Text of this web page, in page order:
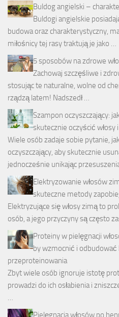
Buldog angielski –
Buldogi angielskie
budowa oraz charakterystyczny,
miłośnicy tej rasy traktują je jako …
5 sposobów na zdrowe
Zachowaj szczęśliwe i
stosując te naturalne, wolne od
rządzą latem! Nadszedł …
Szampon oczyszczający:
skutecznie oczyścić włosy
Wiele osób zadaje sobie pytanie,
oczyszczający, aby skutecznie
jednocześnie unikając
Elektryzowanie włosów
skuteczne metody
Elektryzujące się włosy zimą to
osób, a jego przyczyny są często
Proteiny w pielęgnacji
by wzmocnić i
przeproteinowania
Zbyt wiele osób ignoruje istotę
prowadzi do ich osłabienia i
…
Pielęgnacja włosów po